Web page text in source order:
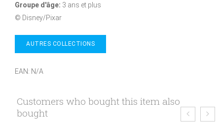
Groupe d'âge: 3 ans et plus
© Disney/Pixar
AUTRES COLLECTIONS
EAN: N/A
Customers who bought this item also
bought